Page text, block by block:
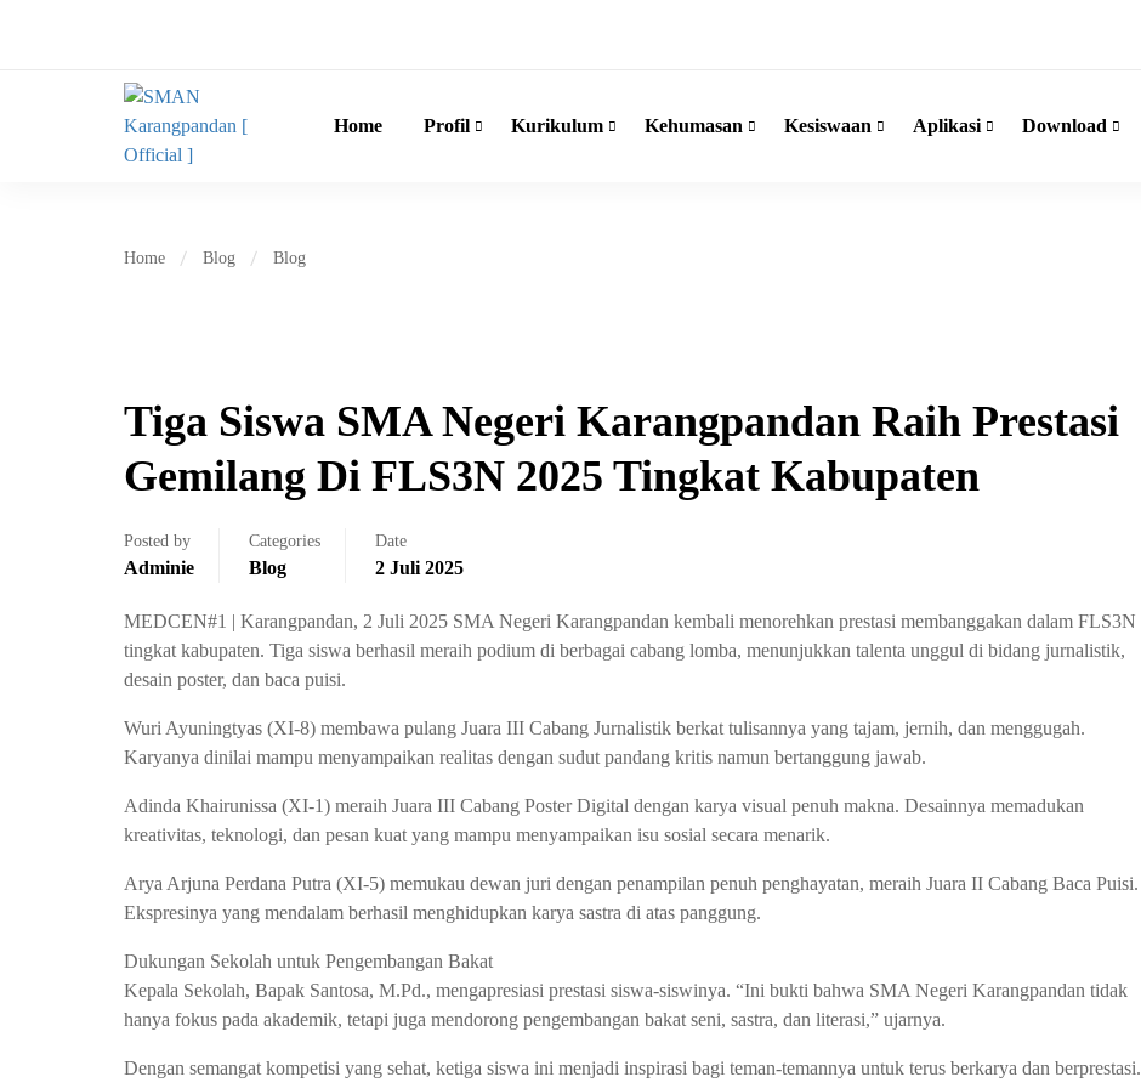
Home Profil Kurikulum Kehumasan Kesiswaan Aplikasi Download
Home Blog Blog
Tiga Siswa SMA Negeri Karangpandan Raih Prestasi
Gemilang Di FLS3N 2025 Tingkat Kabupaten
Posted by
Adminie
Categories
Blog
Date
2 Juli 2025
MEDCEN#1 | Karangpandan, 2 Juli 2025 SMA Negeri Karangpandan kembali menorehkan prestasi membanggakan dalam FLS3N
tingkat kabupaten. Tiga siswa berhasil meraih podium di berbagai cabang lomba, menunjukkan talenta unggul di bidang jurnalistik,
desain poster, dan baca puisi.
Wuri Ayuningtyas (XI-8) membawa pulang Juara III Cabang Jurnalistik berkat tulisannya yang tajam, jernih, dan menggugah.
Karyanya dinilai mampu menyampaikan realitas dengan sudut pandang kritis namun bertanggung jawab.
Adinda Khairunissa (XI-1) meraih Juara III Cabang Poster Digital dengan karya visual penuh makna. Desainnya memadukan
kreativitas, teknologi, dan pesan kuat yang mampu menyampaikan isu sosial secara menarik.
Arya Arjuna Perdana Putra (XI-5) memukau dewan juri dengan penampilan penuh penghayatan, meraih Juara II Cabang Baca Puisi.
Ekspresinya yang mendalam berhasil menghidupkan karya sastra di atas panggung.
Dukungan Sekolah untuk Pengembangan Bakat
Kepala Sekolah, Bapak Santosa, M.Pd., mengapresiasi prestasi siswa-siswinya. “Ini bukti bahwa SMA Negeri Karangpandan tidak
hanya fokus pada akademik, tetapi juga mendorong pengembangan bakat seni, sastra, dan literasi,” ujarnya.
Dengan semangat kompetisi yang sehat, ketiga siswa ini menjadi inspirasi bagi teman-temannya untuk terus berkarya dan berprestasi.